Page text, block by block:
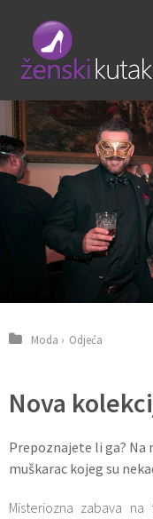
Moda › Odjeća
Nova
Prepoznajete li ga? Na
muškarac kojeg su
Misteriozna zabava